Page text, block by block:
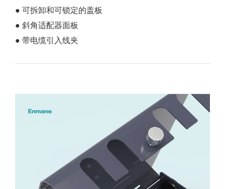
● 可拆卸和可锁定的盖板
● 斜角适配器面板
● 带电缆引入线夹